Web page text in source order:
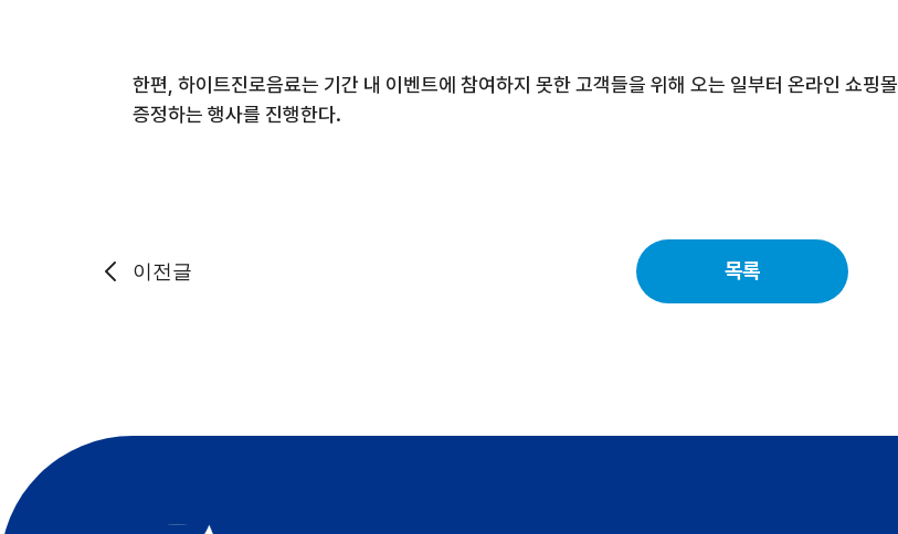
한편 하이트진로음료는 기간 내 이벤트에 참여하지 못한 고객들을 위해 오는 일부터 온라인 쇼핑몰
증정하는 행사를 진행한다.
이전글 목록